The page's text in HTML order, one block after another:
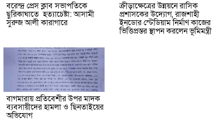
বরেন্দ্র প্রেস ক্লাব সভাপতিকে
ছুরিকাঘাতে হত্যাচেষ্টা: আসামী
সুরুজ আলী কারাগারে
ক্রীড়াক্ষেত্রের উন্নয়নে রাসিক
প্রশাসকের উদ্যোগ, রাজশাহী
ইনডোর স্টেডিয়াম নির্মাণ কাজের
ভিত্তিপ্রস্তর স্থাপন করলেন ভূমিমন্ত্রী
বাগমারায় প্রতিবেশীর উপর মাদক
ব্যবসায়ীদের হামলা ও ছিনতাইয়ের
অভিযোগ